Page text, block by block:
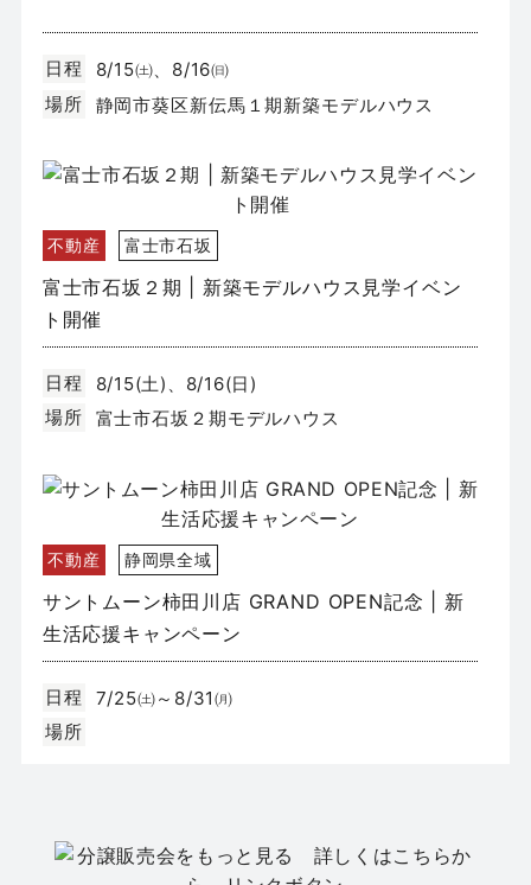
日程
8/15㈯、8/16㈰
場所
静岡市葵区新伝馬１期新築モデルハウス
不動産 富士市石坂
富士市石坂２期 | 新築モデルハウス見学イベン
ト開催
日程
8/15(土)、8/16(日)
場所
富士市石坂２期モデルハウス
不動産 静岡県全域
サントムーン柿田川店 GRAND OPEN記念 | 新
生活応援キャンペーン
日程
7/25㈯～8/31㈪
場所
静岡市駿河区みずほ2丁目